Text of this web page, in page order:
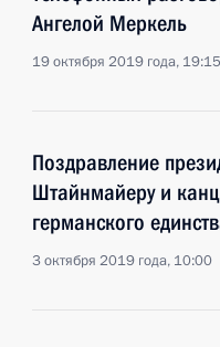
Ангелой Меркель
19 октября 2019 года, 19:15
Поздравление
Штайнмайеру и
германского
3 октября 2019 года, 10:00